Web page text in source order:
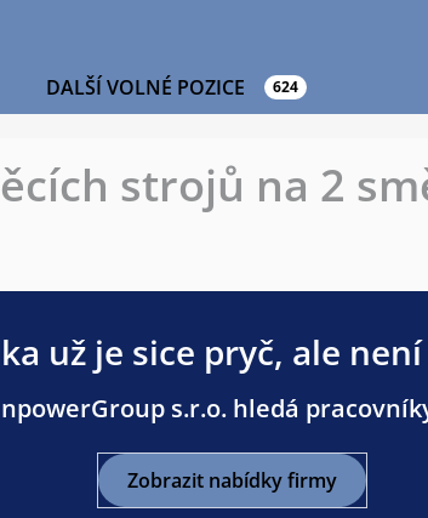
DALŠÍ VOLNÉ POZICE 624
strojů na 2
už je sice pryč, ale
s.r.o. hledá
Zobrazit nabídky firmy